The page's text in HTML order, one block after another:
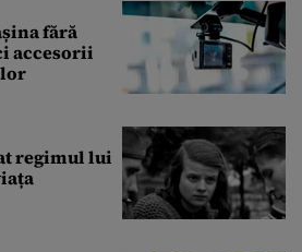
fără
accesorii
regimul lui